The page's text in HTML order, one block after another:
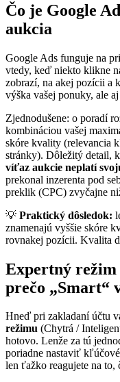
Čo je Google
aukcia
Google Ads funguje na
vtedy, keď niekto klikne
zobrazí, na akej pozícii a
výška vašej ponuky, ale aj
Zjednodušene: o poradí
kombináciou vašej
skóre kvality (relevancia
stránky). Dôležitý detail,
víťaz aukcie neplatí
prekonal inzerenta pod
preklik (CPC) zvyčajne
💡 Praktický dôsledok:
znamenajú vyššie skóre
rovnakej pozícii. Kvalita
Expertný režim
prečo „Smart“
Hneď pri zakladaní účtu
režimu (Chytrá /
hotovo. Lenže za tú
poriadne nastaviť
len ťažko reagujete na to,